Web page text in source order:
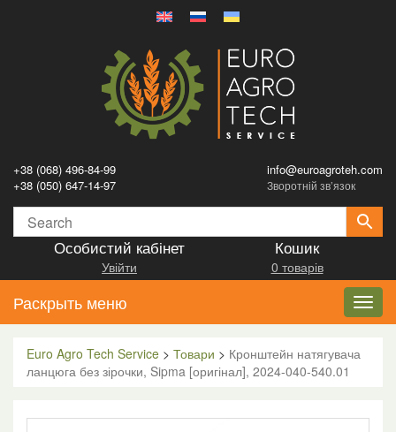
+38 (068) 496-84-99
+38 (050) 647-14-97
info@euroagroteh.com
Зворотній зв’язок
Особистий кабінет
Увійти
Кошик
0 товарів
Раскрыть меню
Euro Agro Tech Service > Товари > Кронштейн натягувача
ланцюга без зірочки, Sipma [оригінал], 2024-040-540.01